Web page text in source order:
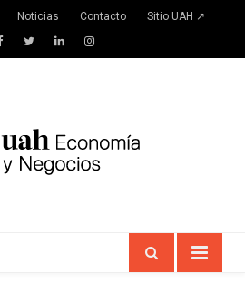
Noticias Contacto Sitio UAH ↗
FacebookTwitterLinkedInInstagram